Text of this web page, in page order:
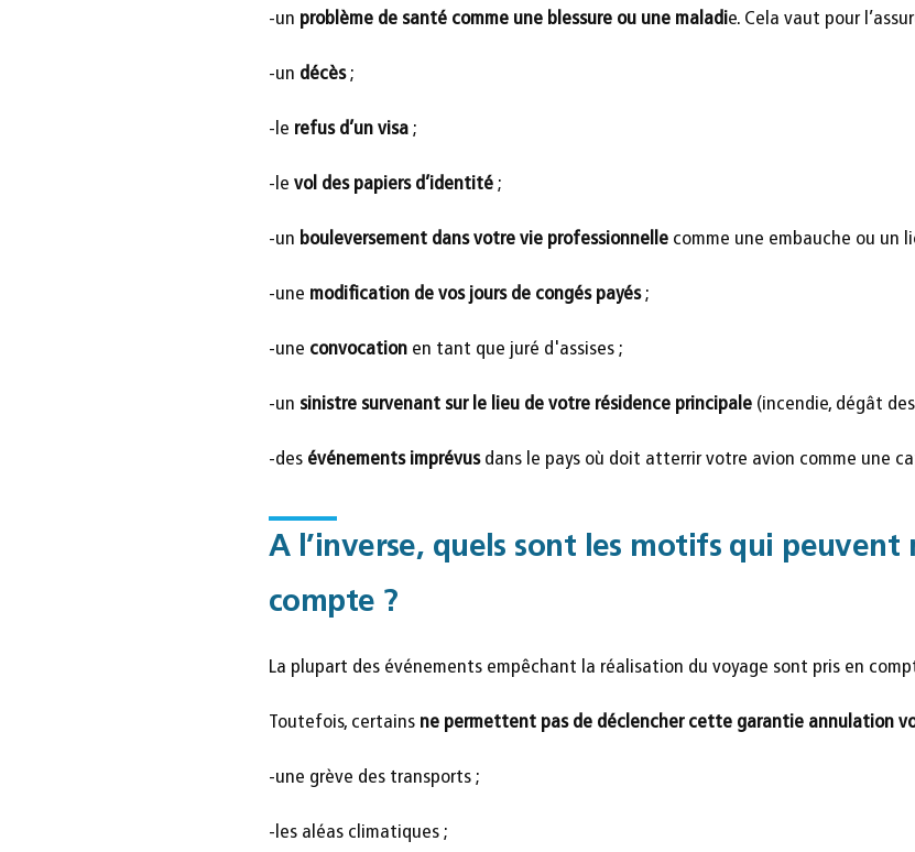
-un problème de santé comme une blessure ou une maladie. Cela vaut pour
-un décès;
-le refus d’un visa ;
-le vol des papiers d’identité ;
-un bouleversement dans votre vie professionnelle comme une embauche ou un
-une modification de vos jours de congés payés;
-une convocation en tant que juré d'assises ;
-un sinistre survenant sur le lieu de votre résidence principale (incendie, dégât
-des événements imprévusdans le pays où doit atterrir votre avion comme une
A l’inverse, quels sont les motifs qui peuvent
compte ?
La plupart des événements empêchant la réalisation du voyage sont pris en
Toutefois, certains ne permettent pas de déclencher cette garantie annulation
-une grève des transports ;
-les aléas climatiques ;